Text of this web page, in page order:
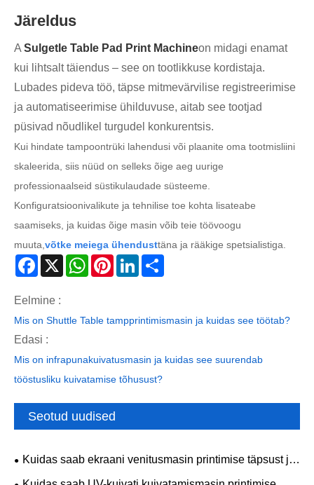
Järeldus
A Sulgetle Table Pad Print Machineon midagi enamat
kui lihtsalt täiendus – see on tootlikkuse kordistaja.
Lubades pideva töö, täpse mitmevärvilise registreerimise
ja automatiseerimise ühilduvuse, aitab see tootjad
püsivad nõudlikel turgudel konkurentsis.
Kui hindate tampoontrüki lahendusi või plaanite oma tootmisliini
skaleerida, siis nüüd on selleks õige aeg uurige
professionaalseid süstikulaudade süsteeme.
Konfiguratsioonivalikute ja tehnilise toe kohta lisateabe
saamiseks, ja kuidas õige masin võib teie töövoogu
muuta, võtke meiega ühendusttäna ja rääkige spetsialistiga.
Facebook
X WhatsApp
PinterestLinkedIn
Eelmine :
Mis on Shuttle Table tampprintimismasin ja kuidas see töötab?
Edasi :
Mis on infrapunakuivatusmasin ja kuidas see suurendab
tööstusliku kuivatamise tõhusust?
Seotud uudised
Kuidas saab ekraani venitusmasin printimise täpsust ja
tootmistõhusust parandada